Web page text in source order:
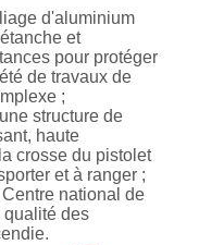
d'aluminium
et
pour protéger
de travaux de
;
structure de
haute
crosse du pistolet
et à ranger ;
national de
des